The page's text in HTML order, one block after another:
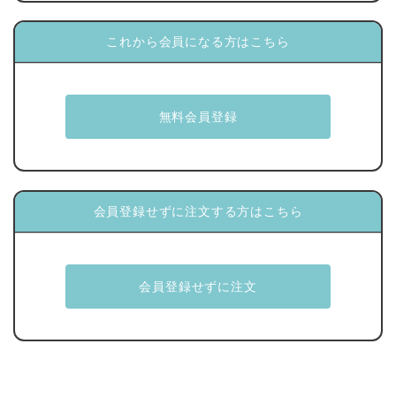
これから会員になる方はこちら
会員登録せずに注文する方はこちら